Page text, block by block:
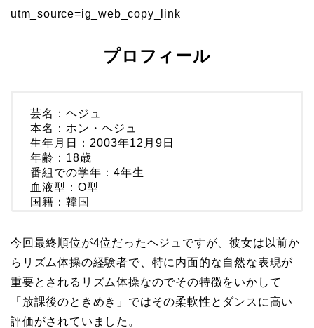
utm_source=ig_web_copy_link
プロフィール
芸名：ヘジュ
本名：ホン・ヘジュ
生年月日：2003年12月9日
年齢：18歳
番組での学年：4年生
血液型：O型
国籍：韓国
今回最終順位が4位だったヘジュですが、彼女は以前か
らリズム体操の経験者で、特に内面的な自然な表現が
重要とされるリズム体操なのでその特徴をいかして
「放課後のときめき」ではその柔軟性とダンスに高い
評価がされていました。